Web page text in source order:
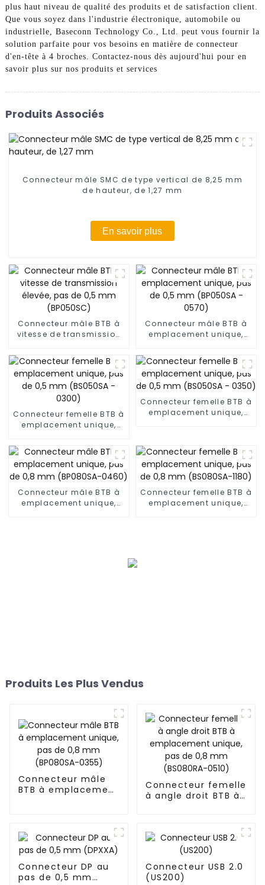
plus haut niveau de qualité des produits et de satisfaction client.
Que vous soyez dans l'industrie électronique, automobile ou
industrielle, Baseconn Technology Co., Ltd. peut vous fournir la
solution parfaite pour vos besoins en matière de connecteur
d'en-tête à 4 broches. Contactez-nous dès aujourd'hui pour en
savoir plus sur nos produits et services
Produits Associés
Connecteur mâle SMC de type vertical de 8,25 mm
de hauteur, de 1,27 mm
En savoir plus
Connecteur mâle BTB à
vitesse de transmission
(BP050SC)
Connecteur mâle BTB à
emplacement unique,
- 0570)
Connecteur femelle BTB à
emplacement unique,
Connecteur femelle BTB à
emplacement unique,
Connecteur mâle BTB à
emplacement unique,
Connecteur femelle BTB à
emplacement unique,
Produits Les Plus Vendus
Connecteur mâle
BTB à emplacement
Connecteur femelle
à angle droit BTB à
0510)
Connecteur DP au
pas de 0,5 mm
Connecteur USB 2.0
(US200)